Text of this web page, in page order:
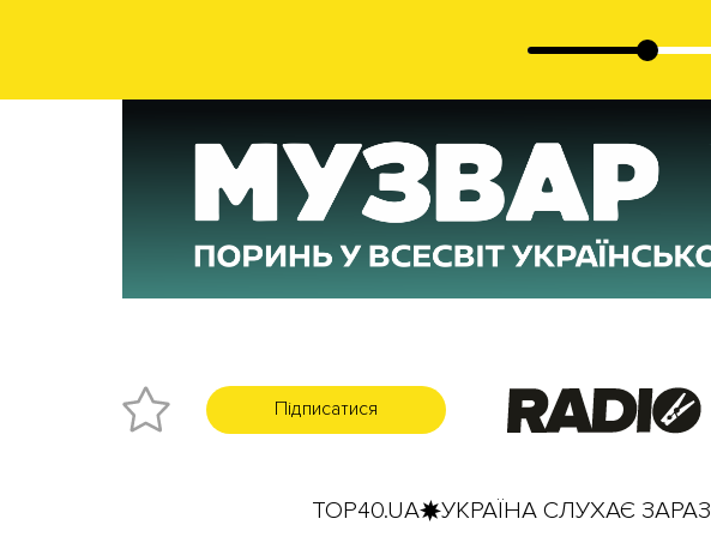
Підписатися
TOP40.UA УКРАЇНА СЛУХАЄ ЗАРАЗ